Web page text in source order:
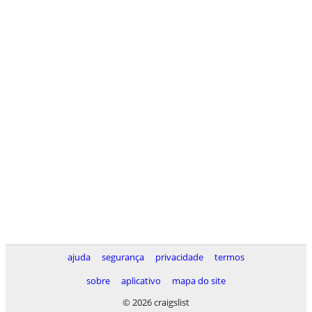
ajuda segurança privacidade
termos
sobre
aplicativo
mapa do site
© 2026 craigslist